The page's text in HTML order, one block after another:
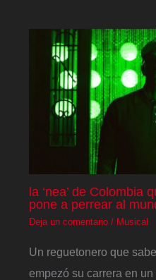
la ‘nea’ de Colombia
pone a perrear al
Deja un comentario / Musical
Un reguetonero que
empezó su carrera en